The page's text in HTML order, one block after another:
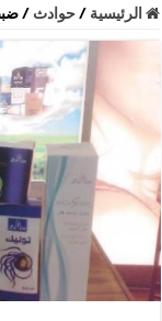
الرئيسية /حوادث /